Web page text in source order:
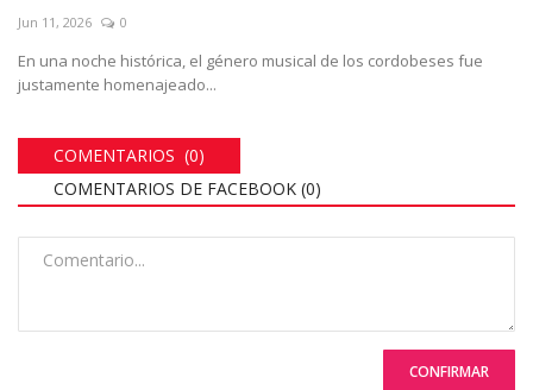
Jun 11, 2026 0
En una noche histórica, el género musical de los cordobeses fue
justamente homenajeado...
COMENTARIOS (0)
COMENTARIOS DE FACEBOOK (0)
CONFIRMAR